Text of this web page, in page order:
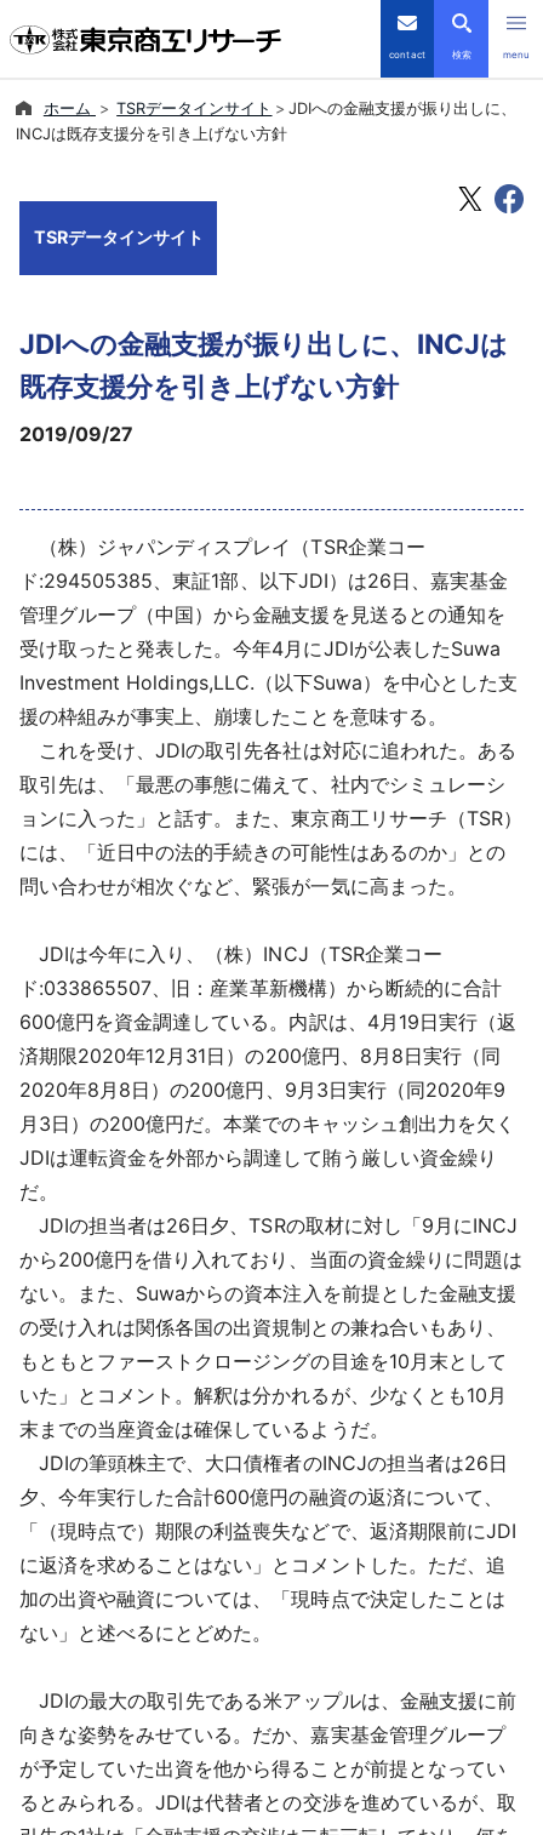
contact 検索 menu
倒産・注目企業情報
会社案内
導入事例
採用情報
よくあるご質問
English
ホーム TSRデータインサイト
JDIへの金融支援が振り出しに、
INCJは既存支援分を引き上げない方針
TSRデータインサイト
JDIへの金融支援が振り出しに、INCJは
既存支援分を引き上げない方針
2019/09/27
（株）ジャパンディスプレイ（TSR企業コー
ド:294505385、東証1部、以下JDI）は26日、嘉実基金
管理グループ（中国）から金融支援を見送るとの通知を
受け取ったと発表した。今年4月にJDIが公表したSuwa
Investment Holdings,LLC.（以下Suwa）を中心とした支
援の枠組みが事実上、崩壊したことを意味する。
これを受け、JDIの取引先各社は対応に追われた。ある
取引先は、「最悪の事態に備えて、社内でシミュレーシ
ョンに入った」と話す。また、東京商工リサーチ（TSR）
には、「近日中の法的手続きの可能性はあるのか」との
問い合わせが相次ぐなど、緊張が一気に高まった。
JDIは今年に入り、（株）INCJ（TSR企業コー
ド:033865507、旧：産業革新機構）から断続的に合計
600億円を資金調達している。内訳は、4月19日実行（返
済期限2020年12月31日）の200億円、8月8日実行（同
2020年8月8日）の200億円、9月3日実行（同2020年9
月3日）の200億円だ。本業でのキャッシュ創出力を欠く
JDIは運転資金を外部から調達して賄う厳しい資金繰り
だ。
JDIの担当者は26日夕、TSRの取材に対し「9月にINCJ
から200億円を借り入れており、当面の資金繰りに問題は
ない。また、Suwaからの資本注入を前提とした金融支援
の受け入れは関係各国の出資規制との兼ね合いもあり、
もともとファーストクロージングの目途を10月末として
いた」とコメント。解釈は分かれるが、少なくとも10月
末までの当座資金は確保しているようだ。
JDIの筆頭株主で、大口債権者のINCJの担当者は26日
夕、今年実行した合計600億円の融資の返済について、
「（現時点で）期限の利益喪失などで、返済期限前にJDI
に返済を求めることはない」とコメントした。ただ、追
加の出資や融資については、「現時点で決定したことは
ない」と述べるにとどめた。
JDIの最大の取引先である米アップルは、金融支援に前
向きな姿勢をみせている。だか、嘉実基金管理グループ
が予定していた出資を他から得ることが前提となってい
るとみられる。JDIは代替者との交渉を進めているが、取